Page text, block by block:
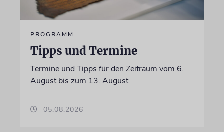
PROGRAMM
Tipps und Termine
Termine und Tipps für den Zeitraum vom 6.
August bis zum 13. August
05.08.2026